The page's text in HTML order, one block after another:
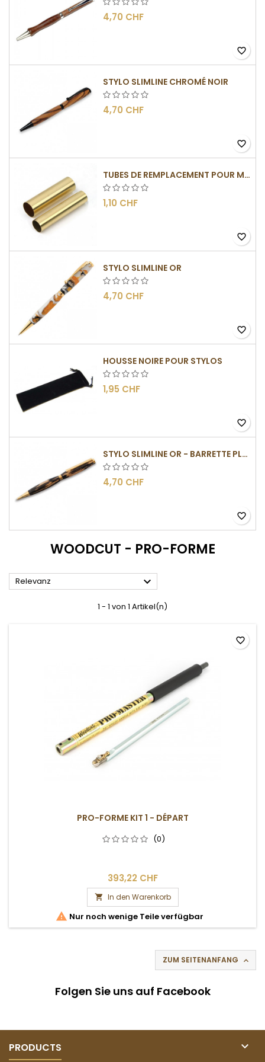
4,70 CHF
favorite_border
STYLO SLIMLINE CHROMÉ NOIR
4,70 CHF
favorite_border
TUBES DE REMPLACEMENT POUR MÉCANISMES SLIMLINE
1,10 CHF
favorite_border
STYLO SLIMLINE OR
4,70 CHF
favorite_border
HOUSSE NOIRE POUR STYLOS
1,95 CHF
favorite_border
STYLO SLIMLINE OR - BARRETTE PLATE
4,70 CHF
favorite_border
WOODCUT - PRO-FORME
Relevanz 
1 - 1 von 1 Artikel(n)
PRO-FORME KIT 1 - DÉPART
(0)
393,22 CHF
 In den Warenkorb
 Nur noch wenige Teile verfügbar
favorite_border
ZUM SEITENANFANG 
Folgen Sie uns auf Facebook
PRODUCTS 